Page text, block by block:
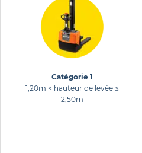
Catégorie 1
1,20m < hauteur de levée ≤
2,50m